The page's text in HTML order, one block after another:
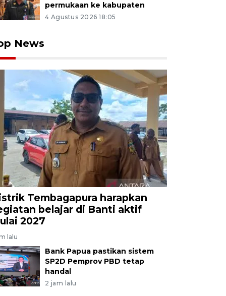
permukaan ke kabupaten
4 Agustus 2026 18:05
News
Tembagapura harapkan
belajar di Banti aktif
2027
lalu
Bank Papua pastikan sistem
SP2D Pemprov PBD tetap
handal
2 jam lalu